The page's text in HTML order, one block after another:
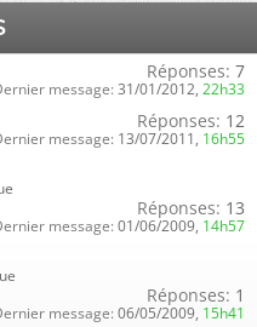
Réponses: 7
message: 31/01/2012, 22h33
Réponses: 12
message: 13/07/2011, 16h55
Réponses: 13
message: 01/06/2009, 14h57
Réponses: 1
message: 06/05/2009, 15h41